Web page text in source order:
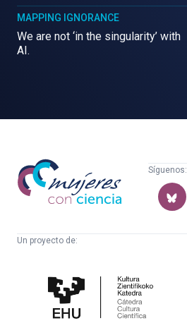
MAPPING IGNORANCE
We are not ‘in the singularity’ with
AI.
Mujeres
con
ciencia
Síguenos:
Un proyecto de:
Cultura
Científica